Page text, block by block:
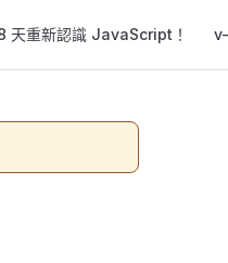
天重新認識 JavaScript！